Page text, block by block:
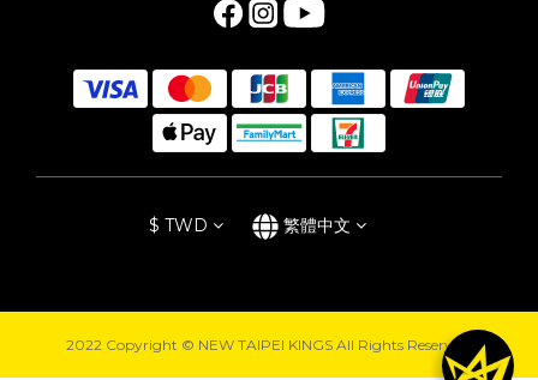
$ TWD 繁體中文
2022 Copyright © NEW TAIPEI KINGS All Rights Reserved.